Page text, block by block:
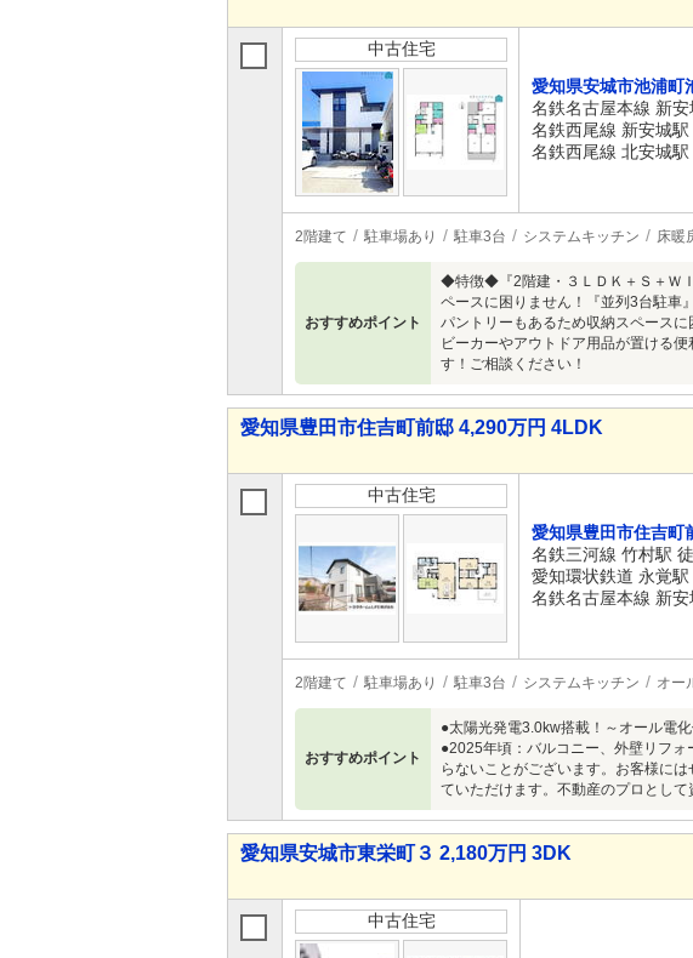
中古住宅
愛知県安城市池浦町
名鉄名古屋本線 新
名鉄西尾線 新安城
名鉄西尾線 北安城
2階建て 駐車場あり 駐車3台 システムキッチン 床暖
おすすめポイント
◆特徴◆『2階建・３ＬＤＫ＋Ｓ＋Ｗ
ペースに困りません！『並列3台駐車
パントリーもあるため収納スペース
ビーカーやアウトドア用品が置ける
す！ご相談ください！
愛知県豊田市住吉町前邸 4,290万円 4LDK
中古住宅
愛知県豊田市住吉町
名鉄三河線 竹村駅
愛知環状鉄道 永覚
名鉄名古屋本線 新
2階建て 駐車場あり 駐車3台 システムキッチン オー
おすすめポイント
●太陽光発電3.0kw搭載！～オール電
●2025年頃：バルコニー、外壁リフ
らないことがございます。お客様に
ていただけます。不動産のプロとし
愛知県安城市東栄町３ 2,180万円 3DK
中古住宅